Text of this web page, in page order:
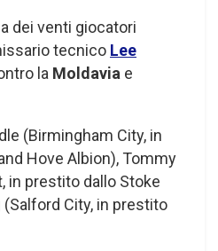
dei venti giocatori
tecnico Lee
la Moldavia e
(Birmingham City, in
Hove Albion), Tommy
in prestito dallo Stoke
City, in prestito